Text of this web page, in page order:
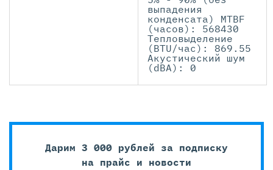
выпадения
конденсата) MTBF
(часов): 568430
Тепловыделение
(BTU/час): 869.55
Акустический шум
(dBA): 0
Дарим 3 000 рублей за подписку
на прайс и новости